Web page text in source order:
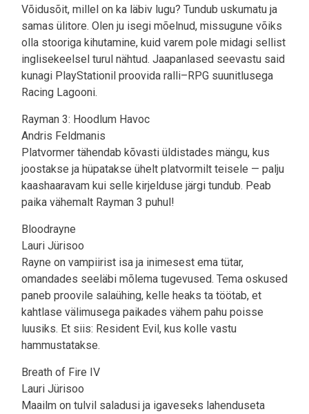
Võidusõit, millel on ka läbiv lugu? Tundub uskumatu ja
samas ülitore. Olen ju isegi mõelnud, missugune võiks
olla stooriga kihutamine, kuid varem pole midagi sellist
inglisekeelsel turul nähtud. Jaapanlased seevastu said
kunagi PlayStationil proovida ralli–RPG suunitlusega
Racing Lagooni.
Rayman 3: Hoodlum Havoc
Andris Feldmanis
Platvormer tähendab kõvasti üldistades mängu, kus
joostakse ja hüpatakse ühelt platvormilt teisele — palju
kaashaaravam kui selle kirjelduse järgi tundub. Peab
paika vähemalt Rayman 3 puhul!
Bloodrayne
Lauri Jürisoo
Rayne on vampiirist isa ja inimesest ema tütar,
omandades seeläbi mõlema tugevused. Tema oskused
paneb proovile salaühing, kelle heaks ta töötab, et
kahtlase välimusega paikades vähem pahu poisse
luusiks. Et siis: Resident Evil, kus kolle vastu
hammustatakse.
Breath of Fire IV
Lauri Jürisoo
Maailm on tulvil saladusi ja igaveseks lahenduseta